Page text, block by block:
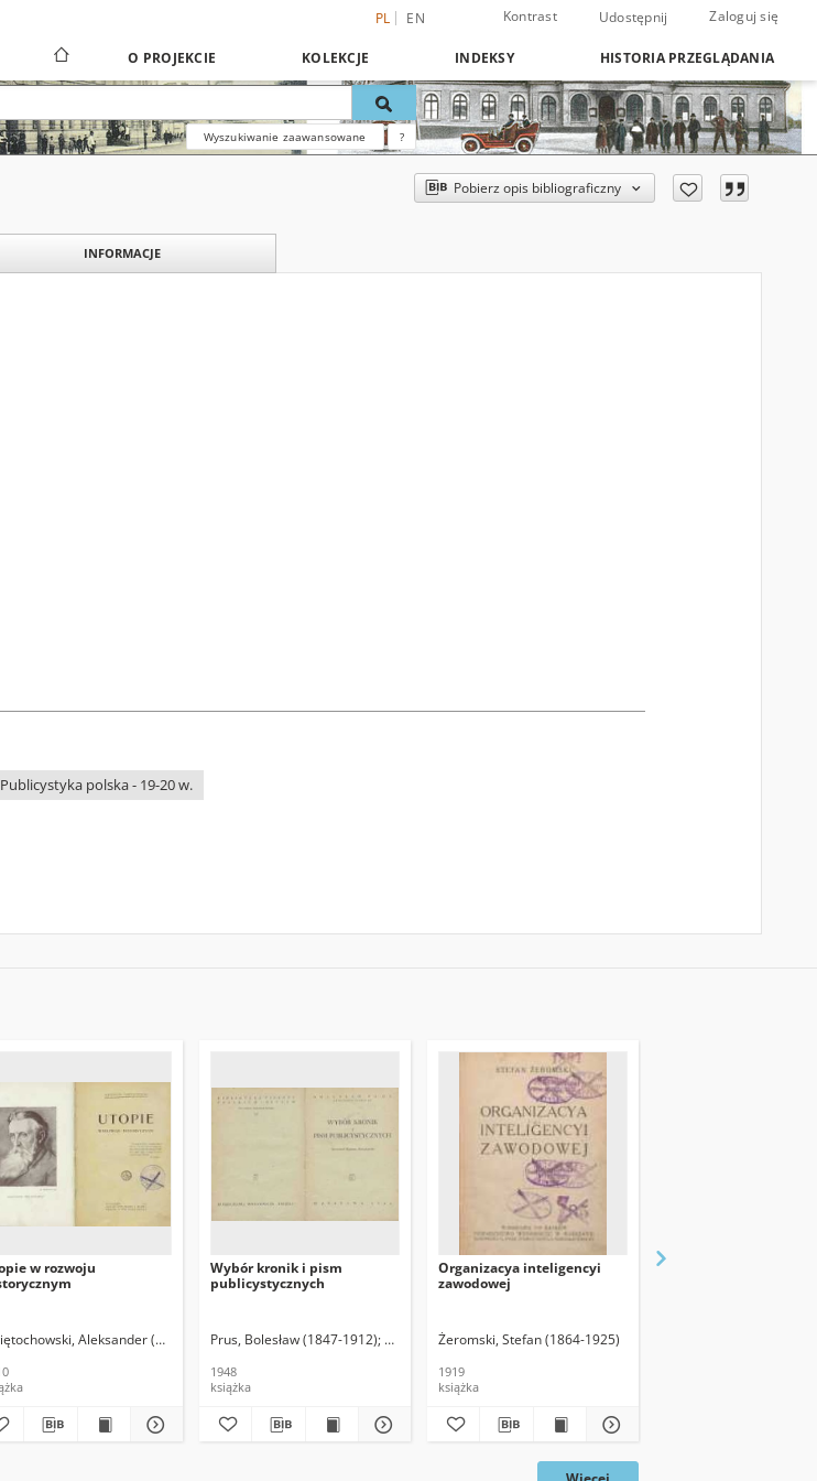
PL EN Kontrast Udostępnij Zaloguj się
O PROJEKCIE KOLEKCJE INDEKSY HISTORIA PRZEGLĄDANIA
Wyszukiwanie zaawansowane ?
Pobierz opis bibliograficzny
INFORMACJE
Publicystyka polska - 19-20 w.
w rozwoju
Aleksander (1849-1938)
Wybór kronik i pism
publicystycznych
Prus, Bolesław (1847-1912) Szweykowski, Zygmunt (1894-1978). Oprac.
1948
książka
Organizacya inteligencyi
zawodowej
Żeromski, Stefan (1864-1925)
1919
książka